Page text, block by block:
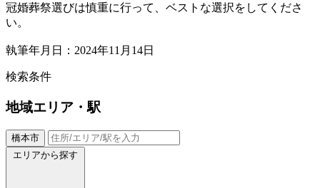
冠婚葬祭選びは慎重に行って、ベストな選択をしてくださ
い。
執筆年月日：2024年11月14日
検索条件
地域エリア・駅
橋本市
エリアから探す